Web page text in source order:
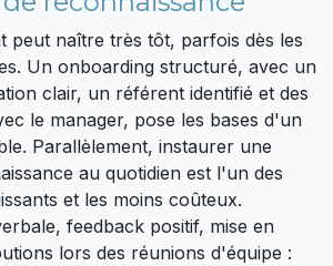
peut naître très tôt, parfois dès les
Un onboarding structuré, avec un
clair, un référent identifié et des
le manager, pose les bases d'un
Parallèlement, instaurer une
au quotidien est l'un des
et les moins coûteux.
feedback positif, mise en
lors des réunions d'équipe :